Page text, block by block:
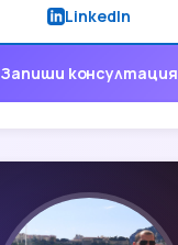
LinkedIn
Запиши консултация